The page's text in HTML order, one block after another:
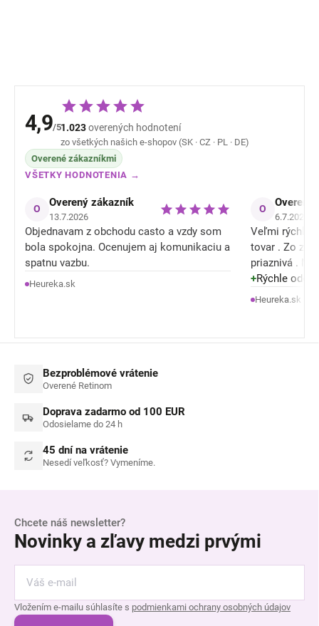
4,9/51.023overených hodnotení
zo všetkých našich e-shopov (SK · CZ · PL · DE)
Overené zákazníkmi
VŠETKY HODNOTENIA →
O Overený zákazník
13.7.2026
Objednavam z obchodu casto a vzdy som
bola spokojna. Ocenujem aj komunikaciu a
spatnu vazbu.
Heureka.sk
O Overený
6.7.2026
Veľmi rýchle
tovar . Zo
priaznivá .
tiež konečne nieje celý mokrý / spotený a
je mu lepšie .
+Rýchle
Heureka.sk
Bezproblémové vrátenie
Overené Retinom
Doprava zadarmo od 100 EUR
Odosielame do 24 h
45 dní na vrátenie
Nesedí veľkosť? Vymeníme.
Chcete náš newsletter?
Novinky a zľavy medzi prvými
Vložením e-mailu súhlasíte s podmienkami ochrany osobných údajov